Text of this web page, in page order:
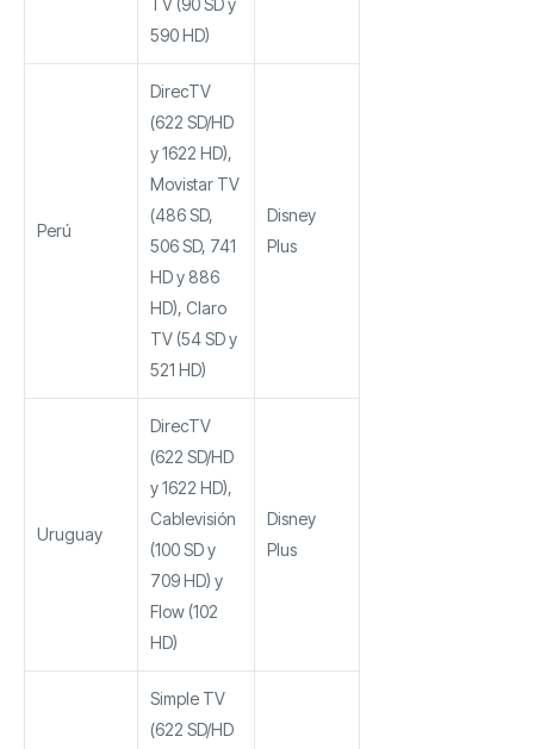
TV (90 SD y
590 HD)
Perú
DirecTV
(622 SD/HD
y 1622 HD),
Movistar TV
(486 SD,
506 SD, 741
HD y 886
HD), Claro
TV (54 SD y
521 HD)
Disney
Plus
Uruguay
DirecTV
(622 SD/HD
y 1622 HD),
Cablevisión
(100 SD y
709 HD) y
Flow (102
HD)
Disney
Plus
Simple TV
(622 SD/HD